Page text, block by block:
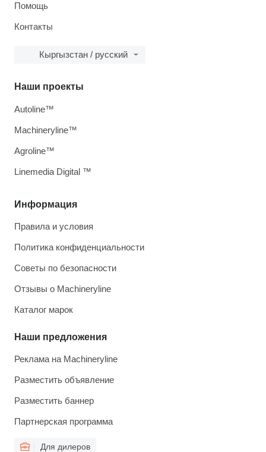
Помощь
Контакты
Кыргызстан / русский
Информация
Правила и условия
Политика конфиденциальности
Советы по безопасности
Отзывы о Machineryline
Каталог марок
Наши предложения
Реклама на Machineryline
Разместить объявление
Разместить баннер
Партнерская программа
Для дилеров
Наши проекты
Autoline™
Machineryline™
Agroline™
Linemedia Digital ™